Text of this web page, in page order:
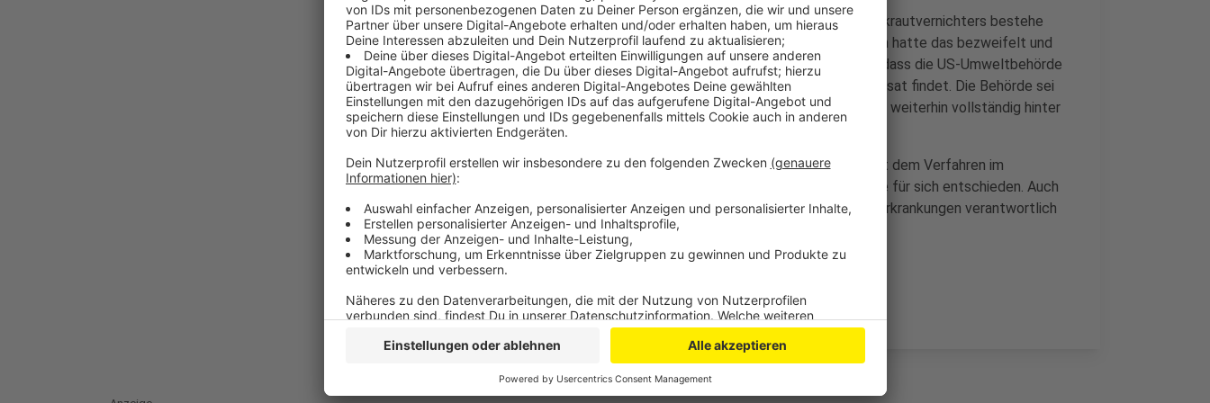
Bisher hatte die Behörde gesagt: bei korrektem Gebrauch des Unkrautvernichters bestehe
keine Gesundheitsgefahr. Unter anderem eine Umweltorganisation hatte das bezweifelt und
gegen diese Einschätzung geklagt. Bayer ist aber zuversichtlich, dass die US-Umweltbehörde
auch bei einer neuen Überprüfung keine Krebsgefahren bei Glyphosat findet. Die Behörde sei
bereits beim letzten Mal gewissenhaft vorgegangen. «Wir stehen weiterhin vollständig hinter
der Sicherheit von Glyphosat», so Bayer.
Einen weiteren Erfolg für Bayer gab es auch an anderer Stelle: Mit dem Verfahren im
Bundesstaat Oregon hat Bayer jetzt die letzten vier US-Prozesse für sich entschieden. Auch
diesmal hatte ein Kläger gesagt, dass Glyphosat für seine Krebserkrankungen verantwortlich
ist. Das Gericht sah das dagegen anders.
Anzeige